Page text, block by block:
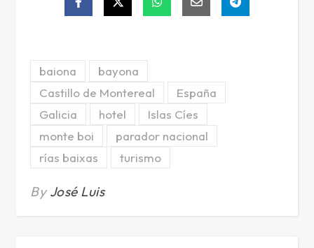
baiona
bayona
Castillo de Montereal
España
Galicia
hotel
Islas Cíes
monte boi
parador nacional
rías baixas
turismo
ByJosé Luis